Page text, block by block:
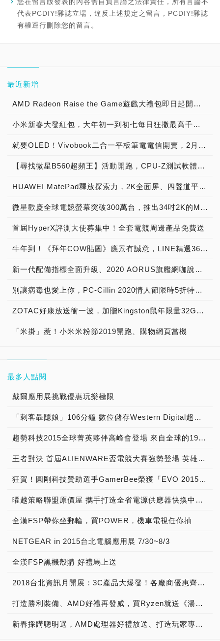
代表PCDIY!雜誌立場，違反上述規定之留言，PCDIY!雜誌
有權逕行刪除您的留言。
最近新增
AMD Radeon Raise the Game遊戲大禮包即日起開放兌換
小米新春大發紅包，大年初一到初七每日狂撒最高千元發財金，虎年換新機首選Xiaomi 11T 5G系列與Xiaomi 11 Lite 5G NE，年節追劇必備高品質大螢幕，智慧顯示器最高再省2,500元
就要OLED！Vivobook二合一平板筆電電信開賣，2月底前購機享好禮，登錄再抽OSIM按摩椅、PS5遊戲機
【尋找微星B560超頻王】活動開跑，CPU-Z測試軟體安裝、使用教學與參賽注意事項
HUAWEI MatePad釋放探索力，2K全面屏、四聲道平板精彩登場，首購加贈M-Pencil手寫筆等三重好禮！
微星歡慶全球電競螢幕突破300萬台，推出34吋2K的MAG342CQRV電競螢幕8,888元回饋
首屆HyperX評測大使募集中！全套電競周邊產品免費送
牛年到！《拜年COW貼圖》應景有誠意，LINE精選360組賀歲貼圖、送禮自用有面子還能集章領紅包
新一代配備指標全面升級、2020 AORUS旗艦網咖說明會邀請
別讓病毒也愛上你，PC-Cillin 2020情人節限時5折特賣、登錄送悠遊卡再抽Switch+健身環
ZOTAC好康放送衝一波，加贈Kingston鼠年限量32GB隨身碟助您2020鼠來寶、打怪掉寶好運一路發
「米掛」惹！小米米粉節2019開跑、購物網頁當機
最多人點閱
戴爾應用展挑戰優惠玩樂極限
「刺客聶隱娘」106分鐘 數位儲存Western Digital超「殺」罩得住
趨勢科技2015全球菁英夥伴高峰會登場 來自全球的19家傑出合作夥伴接受表揚
王者對決 首屆ALIENWARE盃電競大賽強勢登場 英雄聯盟最強中路爭霸賽 7/24開始報名
狂賀！圓剛科技贊助選手GamerBee榮獲「EVO 2015」亞軍
曜越策略聯盟原價屋 攜手打造全省電源供應器快換中心 業界唯一3年內直接換新
全漢FSP帶你坐郵輪，買POWER，機車電視任你抽
NETGEAR in 2015台北電腦應用展 7/30~8/3
全漢FSP黑機殼購 好禮馬上送
2018台北資訊月開展：3C產品大爆發！各廠商優惠齊放，展期好康活動不斷
打造勝利裝備、AMD好禮再發威，買Ryzen就送《湯姆克蘭西：全境封鎖 2》
新春採購聰明選，AMD處理器好禮放送、打造玩家專屬勝利裝備